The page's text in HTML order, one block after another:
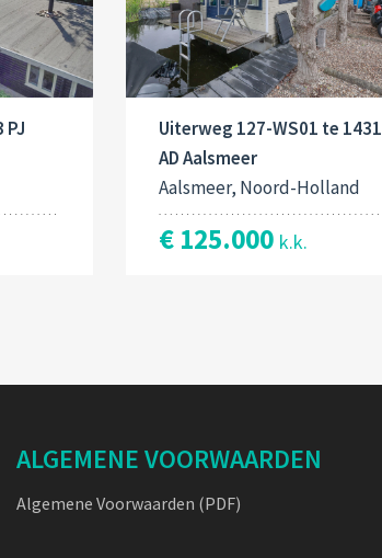
Uiterweg 127-WS01 te 1431
AD Aalsmeer
Aalsmeer, Noord-Holland
€ 125.000 k.k.
ALGEMENE VOORWAARDEN
Algemene Voorwaarden (PDF)